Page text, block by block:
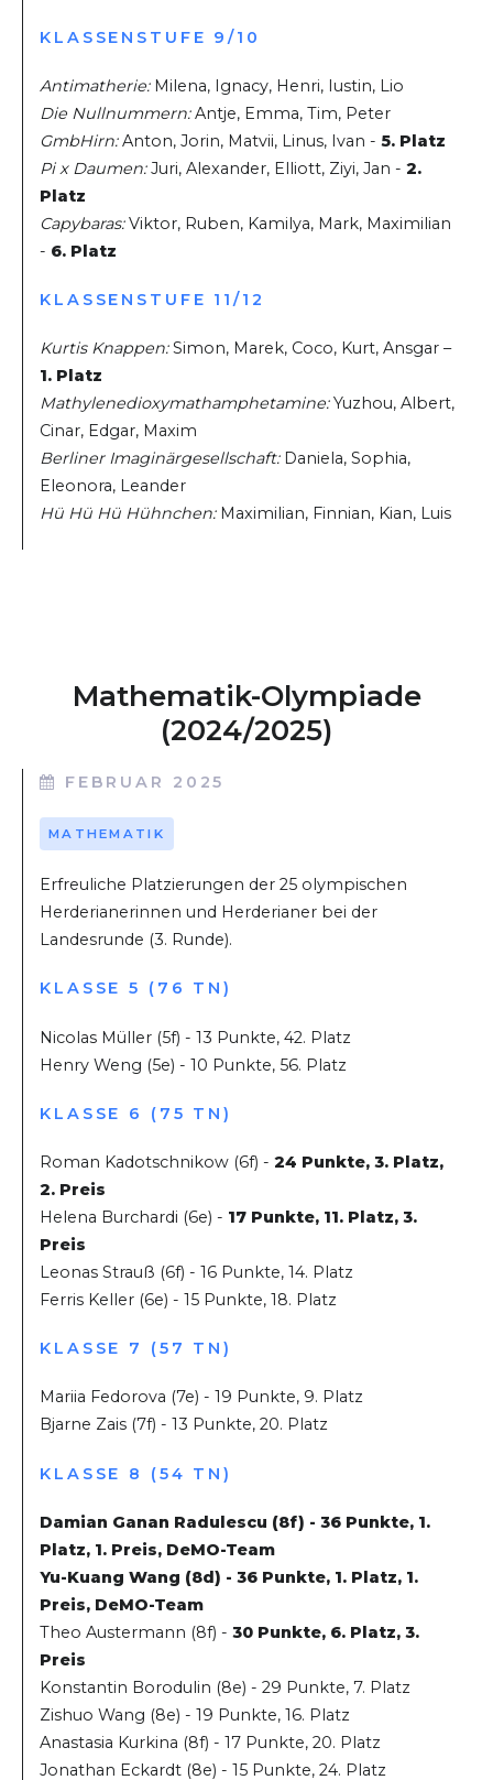
KLASSENSTUFE 9/10
Antimatherie:Milena, Ignacy, Henri, Iustin, Lio
Die Nullnummern:Antje, Emma, Tim, Peter
GmbHirn:Anton, Jorin, Matvii, Linus, Ivan - 5. Platz
Pi x Daumen:Juri, Alexander, Elliott, Ziyi, Jan - 2.
Platz
Capybaras:Viktor, Ruben, Kamilya, Mark, Maximilian
- 6. Platz
KLASSENSTUFE 11/12
Kurtis Knappen:Simon, Marek, Coco, Kurt, Ansgar –
1. Platz
Mathylenedioxymathamphetamine:Yuzhou, Albert,
Cinar, Edgar, Maxim
Berliner Imaginärgesellschaft:Daniela, Sophia,
Eleonora, Leander
Hü Hü Hü Hühnchen:Maximilian, Finnian, Kian, Luis
Mathematik-Olympiade
(2024/2025)
FEBRUAR 2025
MATHEMATIK
Erfreuliche Platzierungen der 25 olympischen
Herderianerinnen und Herderianer bei der
Landesrunde (3. Runde).
KLASSE 5 (76 TN)
Nicolas Müller (5f) - 13 Punkte, 42. Platz
Henry Weng (5e) - 10 Punkte, 56. Platz
KLASSE 6 (75 TN)
Roman Kadotschnikow (6f) - 24 Punkte, 3. Platz,
2. Preis
Helena Burchardi (6e) - 17 Punkte, 11. Platz, 3.
Preis
Leonas Strauß (6f) - 16 Punkte, 14. Platz
Ferris Keller (6e) - 15 Punkte, 18. Platz
KLASSE 7 (57 TN)
Mariia Fedorova (7e) - 19 Punkte, 9. Platz
Bjarne Zais (7f) - 13 Punkte, 20. Platz
KLASSE 8 (54 TN)
Damian Ganan Radulescu (8f) - 36 Punkte, 1.
Platz, 1. Preis, DeMO-Team
Yu-Kuang Wang (8d) - 36 Punkte, 1. Platz, 1.
Preis, DeMO-Team
Theo Austermann (8f) - 30 Punkte, 6. Platz, 3.
Preis
Konstantin Borodulin (8e) - 29 Punkte, 7. Platz
Zishuo Wang (8e) - 19 Punkte, 16. Platz
Anastasia Kurkina (8f) - 17 Punkte, 20. Platz
Jonathan Eckardt (8e) - 15 Punkte, 24. Platz